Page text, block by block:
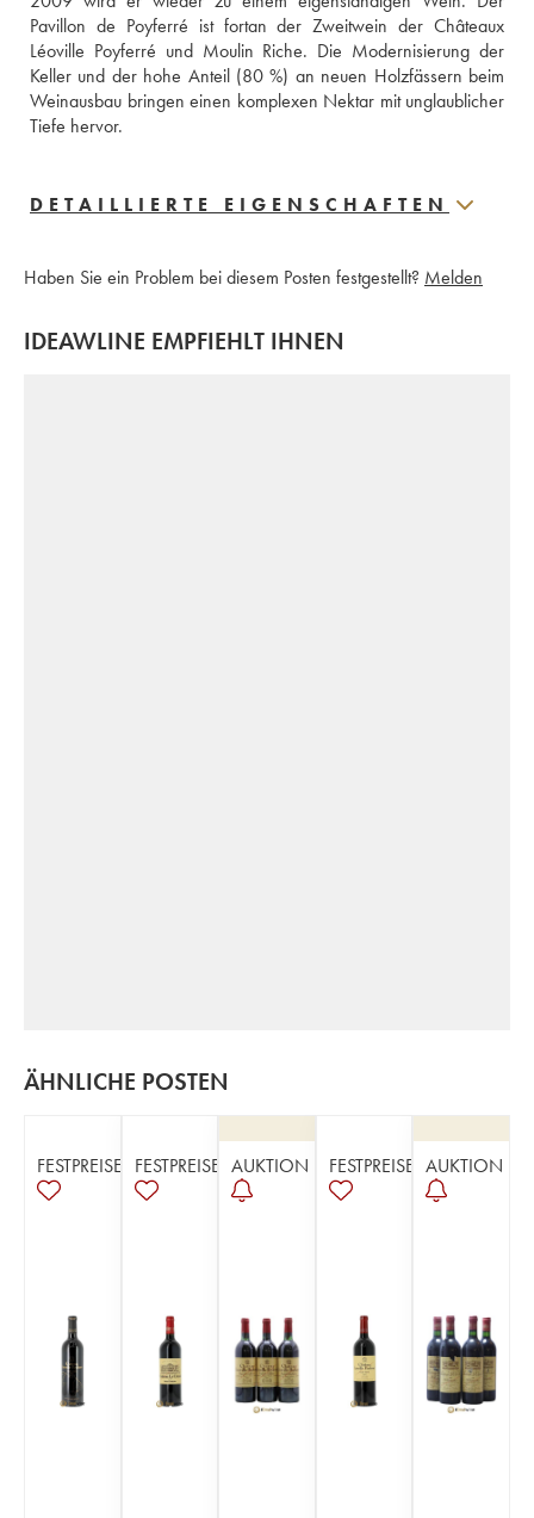
Pavillon de Poyferré ist fortan der Zweitwein der Châteaux
Léoville Poyferré und Moulin Riche. Die Modernisierung der
Keller und der hohe Anteil (80 %) an neuen Holzfässern beim
Weinausbau bringen einen komplexen Nektar mit unglaublicher
Tiefe hervor.
DETAILLIERTE EIGENSCHAFTEN
Haben Sie ein Problem bei diesem Posten festgestellt? Melden
IDEAWLINE EMPFIEHLT IHNEN
ÄHNLICHE POSTEN
FESTPREISE FESTPREISE AUKTION FESTPREISE AUKTION